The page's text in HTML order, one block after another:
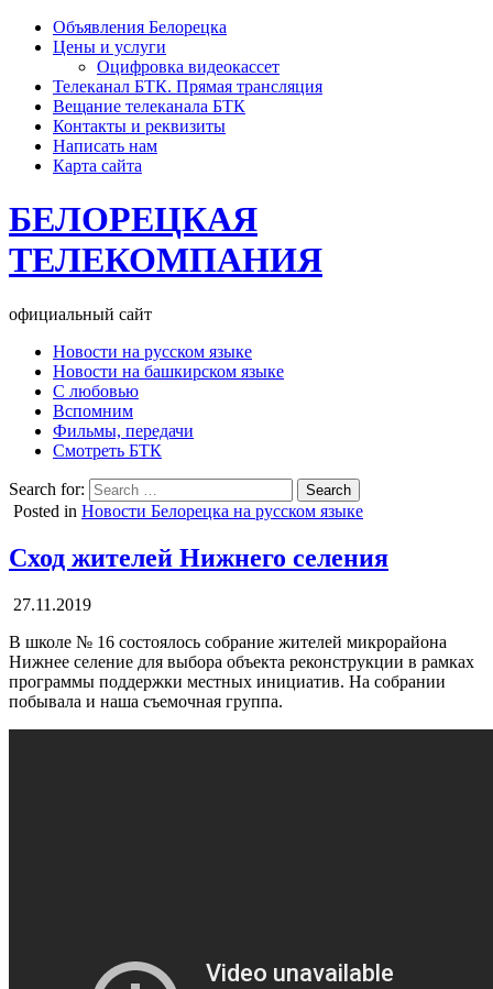
Объявления Белорецка
Цены и услуги
Оцифровка видеокассет
Телеканал БТК. Прямая трансляция
Вещание телеканала БТК
Контакты и реквизиты
Написать нам
Карта сайта
БЕЛОРЕЦКАЯ
ТЕЛЕКОМПАНИЯ
официальный сайт
Новости на русском языке
Новости на башкирском языке
С любовью
Вспомним
Фильмы, передачи
Смотреть БТК
Search for:
Posted in Новости Белорецка на русском языке
Сход жителей Нижнего селения
27.11.2019
В школе № 16 состоялось собрание жителей микрорайона
Нижнее селение для выбора объекта реконструкции в рамках
программы поддержки местных инициатив. На собрании
побывала и наша съемочная группа.